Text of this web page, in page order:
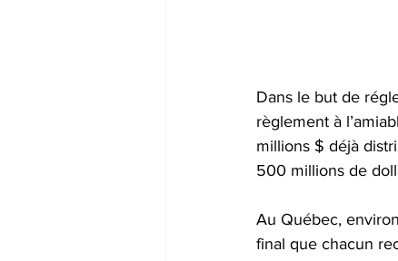
Dans le but de
règlement à
millions $ déjà
500 millions de
Au Québec,
final que chacun